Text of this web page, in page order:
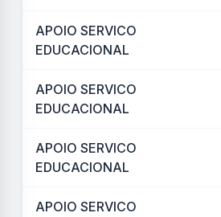
APOIO SERVICO
EDUCACIONAL
APOIO SERVICO
EDUCACIONAL
APOIO SERVICO
EDUCACIONAL
APOIO SERVICO